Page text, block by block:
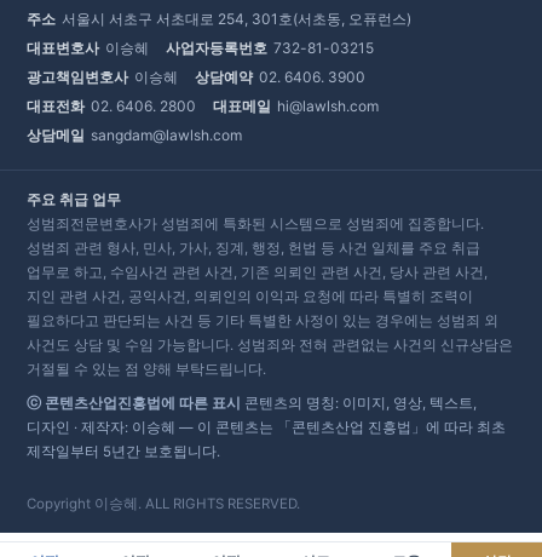
주소 서울시 서초구 서초대로 254, 301호(서초동, 오퓨런스)
대표변호사 이승혜 사업자등록번호 732-81-03215
광고책임변호사 이승혜 상담예약 02. 6406. 3900
대표전화 02. 6406. 2800 대표메일 hi@lawlsh.com
상담메일 sangdam@lawlsh.com
주요 취급 업무
성범죄전문변호사가 성범죄에 특화된 시스템으로 성범죄에 집중합니다.
성범죄 관련 형사, 민사, 가사, 징계, 행정, 헌법 등 사건 일체를 주요 취급
업무로 하고, 수임사건 관련 사건, 기존 의뢰인 관련 사건, 당사 관련 사건,
지인 관련 사건, 공익사건, 의뢰인의 이익과 요청에 따라 특별히 조력이
필요하다고 판단되는 사건 등 기타 특별한 사정이 있는 경우에는 성범죄 외
사건도 상담 및 수임 가능합니다. 성범죄와 전혀 관련없는 사건의 신규상담은
거절될 수 있는 점 양해 부탁드립니다.
ⓒ 콘텐츠산업진흥법에 따른 표시 콘텐츠의 명칭: 이미지, 영상, 텍스트,
디자인 · 제작자: 이승혜 — 이 콘텐츠는 「콘텐츠산업 진흥법」에 따라 최초
제작일부터 5년간 보호됩니다.
Copyright 이승혜. ALL RIGHTS RESERVED.